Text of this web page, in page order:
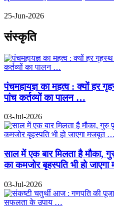
25-Jun-2026
संस्कृति
पंचमहायज्ञ का महत्व : क्यों हर
पांच कर्तव्यों का पालन …
03-Jul-2026
साल में एक बार मिलता है मौका,
का कमजोर बृहस्पति भी हो
03-Jul-2026